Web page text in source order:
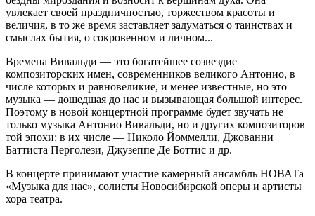
увлекает своей праздничностью, торжеством красоты и
величия, в то же время заставляет задуматься о таинствах и
смыслах бытия, о сокровенном и личном...
Времена Вивальди — это богатейшее созвездие
композиторских имен, современников великого Антонио, в
числе которых и равновеликие, и менее известные, но это
музыка — дошедшая до нас и вызывающая большой интерес.
Поэтому в новой концертной программе будет звучать не
только музыка Антонио Вивальди, но и других композиторов
той эпохи: в их числе — Николо Йоммелли, Джованни
Баттиста Перголези, Джузеппе Де Боттис и др.
В концерте принимают участие камерный ансамбль НОВАТа
«Музыка для нас», солисты Новосибирской оперы и артисты
хора театра.